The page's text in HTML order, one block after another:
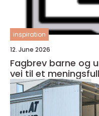
inspiration
12. June 2026
Fagbrev barne og
vei til et